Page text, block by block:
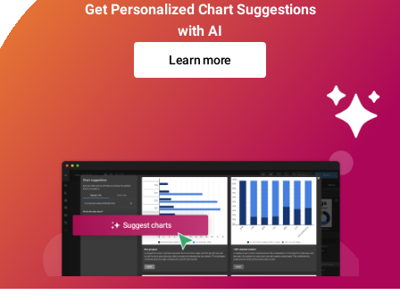
Get Personalized Chart Suggestions
with AI
Learn more